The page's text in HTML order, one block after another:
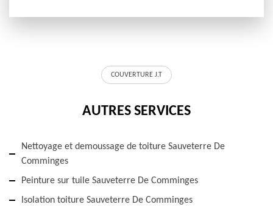
COUVERTURE J.T
AUTRES SERVICES
Nettoyage et demoussage de toiture Sauveterre De
Comminges
Peinture sur tuile Sauveterre De Comminges
Isolation toiture Sauveterre De Comminges